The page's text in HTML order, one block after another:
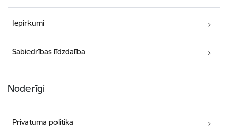
Iepirkumi
Sabiedrības līdzdalība
Noderīgi
Privātuma politika